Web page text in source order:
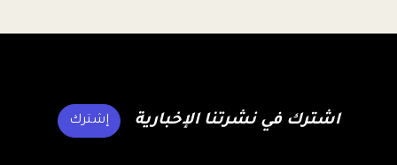
اشترك في نشرتنا الإخبارية إشترك